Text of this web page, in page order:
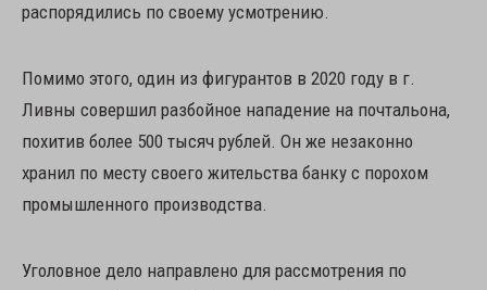
распорядились по своему усмотрению.
Помимо этого, один из фигурантов в 2020 году в г.
Ливны совершил разбойное нападение на почтальона,
похитив более 500 тысяч рублей. Он же незаконно
хранил по месту своего жительства банку с порохом
промышленного производства.
Уголовное дело направлено для рассмотрения по